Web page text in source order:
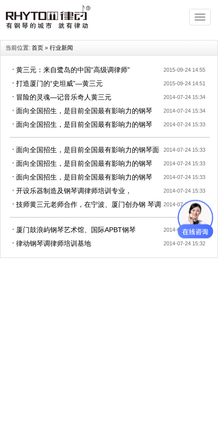
l
a
i
a
t
o
当前位置: 首页 » 行业新闻
2015-09-24 14:55
黄三元：来自鹭岛的中国“高级调律师”
2015-09-24 14:51
打造厦门的“史坦威”—黄三元
2014-07-24 15:34
冒险的灵魂—记音乐奇人黄三元
2014-07-24 15:34
面向全国招生，是目前全国最有影响力的钢琴
2014-07-24 15:33
面向全国招生，是目前全国最有影响力的钢琴
2014-07-24 15:33
面向全国招生，是目前全国最有影响力的钢琴面
向全国招生，是目前全国最有影响力的钢琴
2014-07-24 15:33
面向全国招生，是目前全国最有影响力的钢琴
2014-07-24 15:33
面向全国招生，是目前全国最有影响力的钢琴
2014-07-24 15:33
开设乐器制造及钢琴调律师培训专业，
2014-07-24 15:33
技师黄三元老师合作，在宁波、厦门创办钢 琴调
律师培训基地
2014-07-24 15:33
厦门鼓浪屿钢琴艺术馆、国际APBT钢琴
2014-07-24 15:32
律动钢琴调律师培训基地